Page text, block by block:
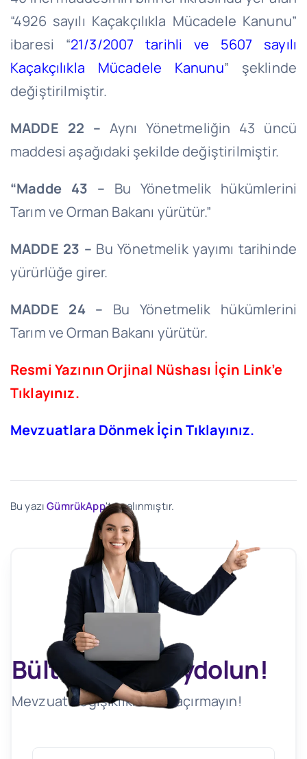
“4926 sayılı Kaçakçılıkla Mücadele Kanunu”
ibaresi “21/3/2007 tarihli ve 5607 sayılı
Kaçakçılıkla Mücadele Kanunu” şeklinde
değiştirilmiştir.
MADDE 22 – Aynı Yönetmeliğin 43 üncü
maddesi aşağıdaki şekilde değiştirilmiştir.
“Madde 43 – Bu Yönetmelik hükümlerini
Tarım ve Orman Bakanı yürütür.”
MADDE 23 – Bu Yönetmelik yayımı tarihinde
yürürlüğe girer.
MADDE 24 – Bu Yönetmelik hükümlerini
Tarım ve Orman Bakanı yürütür.
Resmi Yazının Orjinal Nüshası İçin Link’e
Tıklayınız.
Mevzuatlara Dönmek İçin Tıklayınız.
Bu yazıGümrükApp'ten alınmıştır.
Bültenimize Kaydolun!
Mevzuat Değişikliklerini Kaçırmayın!